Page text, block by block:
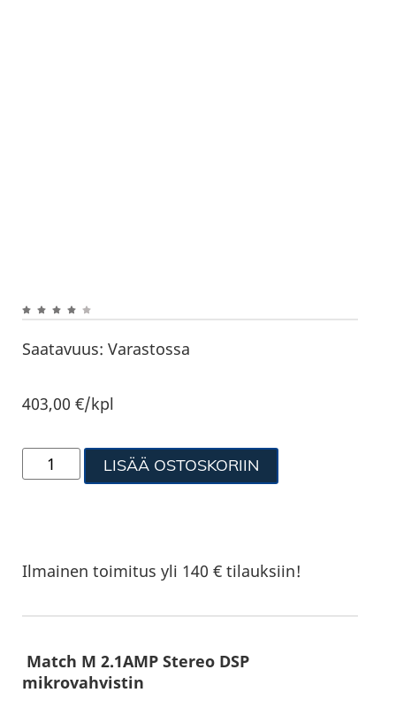
Saatavuus: Varastossa
403,00€/kpl
LISÄÄ OSTOSKORIIN
Ilmainen toimitus yli 140 € tilauksiin!
Match M 2.1AMP Stereo DSP
mikrovahvistin